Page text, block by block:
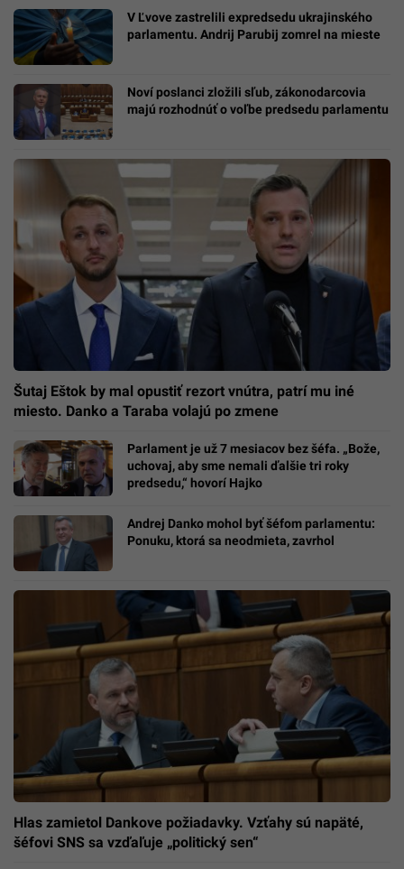
V Ľvove zastrelili expredsedu ukrajinského
parlamentu. Andrij Parubij zomrel na mieste
Noví poslanci zložili sľub, zákonodarcovia
majú rozhodnúť o voľbe predsedu parlamentu
Šutaj Eštok by mal opustiť rezort vnútra, patrí mu iné
miesto. Danko a Taraba volajú po zmene
Parlament je už 7 mesiacov bez šéfa. „Bože,
uchovaj, aby sme nemali ďalšie tri roky
predsedu,“ hovorí Hajko
Andrej Danko mohol byť šéfom parlamentu:
Ponuku, ktorá sa neodmieta, zavrhol
Hlas zamietol Dankove požiadavky. Vzťahy sú napäté,
šéfovi SNS sa vzďaľuje „politický sen“